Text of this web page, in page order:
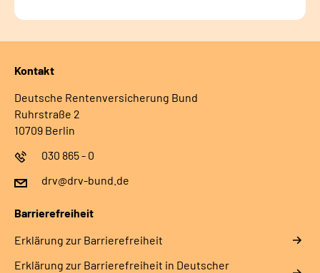
Kontakt
Deutsche Rentenversicherung Bund
Ruhrstraße 2
10709 Berlin
030 865 - 0
drv@drv-bund.de
Barrierefreiheit
Erklärung zur Barrierefreiheit
Erklärung zur Barrierefreiheit in Deutscher